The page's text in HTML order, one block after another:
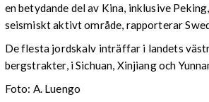
en betydande del av Kina, inklusive
seismiskt aktivt område, rapporterar
De flesta jordskalv inträffar i landets
bergstrakter, i Sichuan, Xinjiang och
Foto: A. Luengo